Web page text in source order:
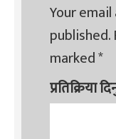
Your
published.
marked*
प्रतिक्रिया